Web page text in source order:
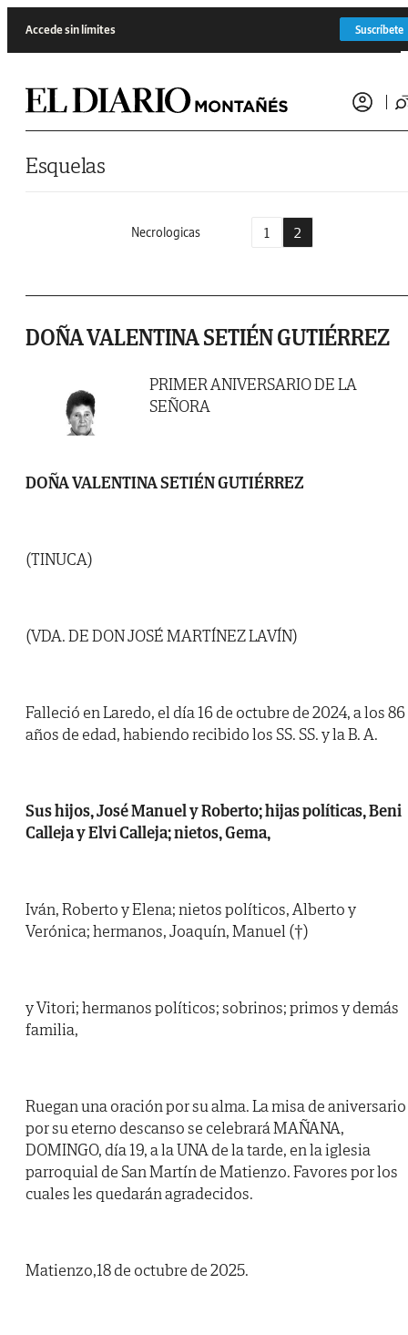
Accede sin límites Suscríbete
Esquelas
Necrologicas 1 2
DOÑA VALENTINA SETIÉN GUTIÉRREZ
PRIMER ANIVERSARIO DE LA
SEÑORA
DOÑA VALENTINA SETIÉN GUTIÉRREZ
(TINUCA)
(VDA. DE DON JOSÉ MARTÍNEZ LAVÍN)
Falleció en Laredo, el día 16 de octubre de 2024, a los 86
años de edad, habiendo recibido los SS. SS. y la B. A.
Sus hijos, José Manuel y Roberto; hijas políticas, Beni
Calleja y Elvi Calleja; nietos, Gema,
Iván, Roberto y Elena; nietos políticos, Alberto y
Verónica; hermanos, Joaquín, Manuel (†)
y Vitori; hermanos políticos; sobrinos; primos y demás
familia,
Ruegan una oración por su alma. La misa de aniversario
por su eterno descanso se celebrará MAÑANA,
DOMINGO, día 19, a la UNA de la tarde, en la iglesia
parroquial de San Martín de Matienzo. Favores por los
cuales les quedarán agradecidos.
Matienzo,18 de octubre de 2025.